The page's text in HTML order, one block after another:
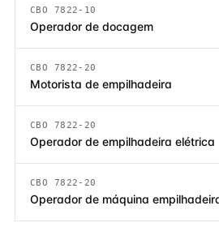
CBO 7822-10
Operador de docagem
CBO 7822-20
Motorista de empilhadeira
CBO 7822-20
Operador de empilhadeira elétrica
CBO 7822-20
Operador de máquina